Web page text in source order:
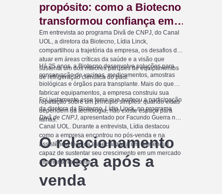
propósito: como a Biotecno
transformou confiança em
diferencial competitivo
Em entrevista ao programa Divã de CNPJ, do Canal
UOL, a diretora da Biotecno, Lídia Linck,
compartilhou a trajetória da empresa, os desafios de
atuar em áreas críticas da saúde e a visão que
sustenta um dos maiores parques de equipamentos
de refrigeração científica do país.
Há 25 anos, a Biotecno desenvolve soluções para
conservação de vacinas, medicamentos, amostras
biológicas e órgãos para transplante. Mais do que
fabricar equipamentos, a empresa construiu sua
reputação sobre um princípio simples: quando vidas
dependem da tecnologia, não existe espaço para
falhas.
Foi justamente esse tema que norteou a participação
da diretora da Biotecno, Lídia Linck, no programa
Divã de CNPJ, apresentado por Facundo Guerra no
Canal UOL. Durante a entrevista, Lídia destacou
como a empresa encontrou no pós-venda e na
assistência técnica especializada um diferencial
capaz de sustentar seu crescimento em um mercado
altamente exigente.
O relacionamento
começa após a
venda